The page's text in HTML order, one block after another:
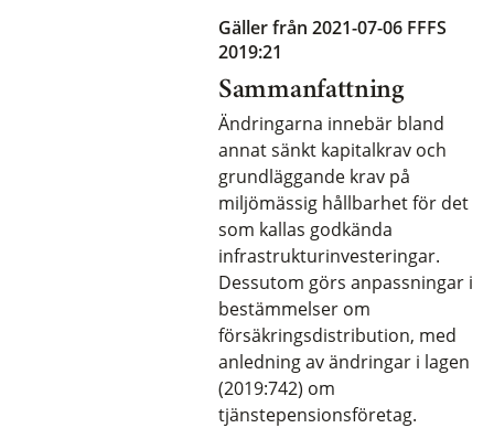
Gäller från 2021-07-06 FFFS
2019:21
Sammanfattning
Ändringarna innebär bland
annat sänkt kapitalkrav och
grundläggande krav på
miljömässig hållbarhet för det
som kallas godkända
infrastrukturinvesteringar.
Dessutom görs anpassningar i
bestämmelser om
försäkringsdistribution, med
anledning av ändringar i lagen
(2019:742) om
tjänstepensionsföretag.